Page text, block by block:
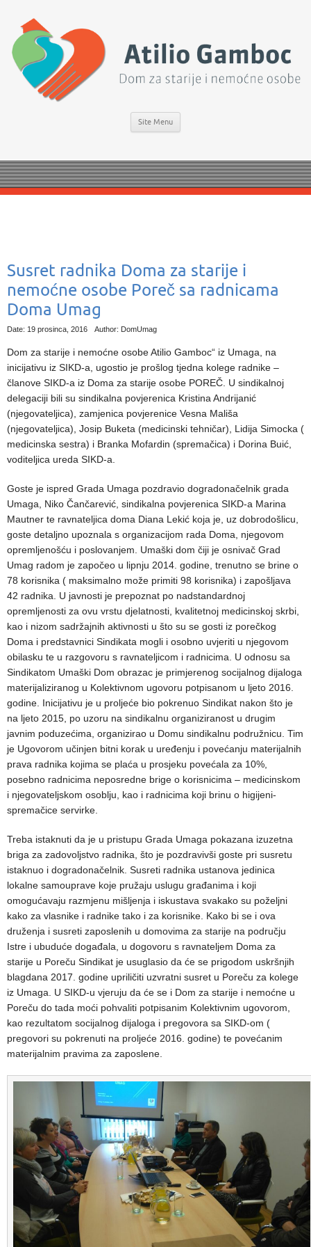
Site Menu
Susret radnika Doma za starije i
nemoćne osobe Poreč sa radnicama
Doma Umag
Date: 19 prosinca, 2016 Author: DomUmag
Dom za starije i nemoćne osobe Atilio Gamboc“ iz Umaga, na
inicijativu iz SIKD-a, ugostio je prošlog tjedna kolege radnike –
članove SIKD-a iz Doma za starije osobe POREČ. U sindikalnoj
delegaciji bili su sindikalna povjerenica Kristina Andrijanić
(njegovateljica), zamjenica povjerenice Vesna Mališa
(njegovateljica), Josip Buketa (medicinski tehničar), Lidija Simocka (
medicinska sestra) i Branka Mofardin (spremačica) i Dorina Buić,
voditeljica ureda SIKD-a.
Goste je ispred Grada Umaga pozdravio dogradonačelnik grada
Umaga, Niko Čančarević, sindikalna povjerenica SIKD-a Marina
Mautner te ravnateljica doma Diana Lekić koja je, uz dobrodošlicu,
goste detaljno upoznala s organizacijom rada Doma, njegovom
opremljenošću i poslovanjem. Umaški dom čiji je osnivač Grad
Umag radom je započeo u lipnju 2014. godine, trenutno se brine o
78 korisnika ( maksimalno može primiti 98 korisnika) i zapošljava
42 radnika. U javnosti je prepoznat po nadstandardnoj
opremljenosti za ovu vrstu djelatnosti, kvalitetnoj medicinskoj skrbi,
kao i nizom sadržajnih aktivnosti u što su se gosti iz porečkog
Doma i predstavnici Sindikata mogli i osobno uvjeriti u njegovom
obilasku te u razgovoru s ravnateljicom i radnicima. U odnosu sa
Sindikatom Umaški Dom obrazac je primjerenog socijalnog dijaloga
materijaliziranog u Kolektivnom ugovoru potpisanom u ljeto 2016.
godine. Inicijativu je u proljeće bio pokrenuo Sindikat nakon što je
na ljeto 2015, po uzoru na sindikalnu organiziranost u drugim
javnim poduzećima, organizirao u Domu sindikalnu podružnicu. Tim
je Ugovorom učinjen bitni korak u uređenju i povećanju materijalnih
prava radnika kojima se plaća u prosjeku povećala za 10%,
posebno radnicima neposredne brige o korisnicima – medicinskom
i njegovateljskom osoblju, kao i radnicima koji brinu o higijeni-
spremačice servirke.
Treba istaknuti da je u pristupu Grada Umaga pokazana izuzetna
briga za zadovoljstvo radnika, što je pozdravivši goste pri susretu
istaknuo i dogradonačelnik. Susreti radnika ustanova jedinica
lokalne samouprave koje pružaju uslugu građanima i koji
omogućavaju razmjenu mišljenja i iskustava svakako su poželjni
kako za vlasnike i radnike tako i za korisnike. Kako bi se i ova
druženja i susreti zaposlenih u domovima za starije na području
Istre i ubuduće događala, u dogovoru s ravnateljem Doma za
starije u Poreču Sindikat je usuglasio da će se prigodom uskršnjih
blagdana 2017. godine upriličiti uzvratni susret u Poreču za kolege
iz Umaga. U SIKD-u vjeruju da će se i Dom za starije i nemoćne u
Poreču do tada moći pohvaliti potpisanim Kolektivnim ugovorom,
kao rezultatom socijalnog dijaloga i pregovora sa SIKD-om (
pregovori su pokrenuti na proljeće 2016. godine) te povećanim
materijalnim pravima za zaposlene.